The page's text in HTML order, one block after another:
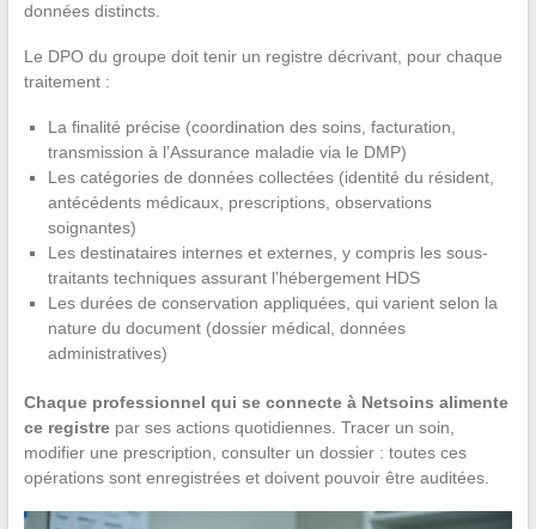
données distincts.
Le DPO du groupe doit tenir un registre décrivant, pour chaque
traitement :
La finalité précise (coordination des soins, facturation,
transmission à l’Assurance maladie via le DMP)
Les catégories de données collectées (identité du résident,
antécédents médicaux, prescriptions, observations
soignantes)
Les destinataires internes et externes, y compris les sous-
traitants techniques assurant l’hébergement HDS
Les durées de conservation appliquées, qui varient selon la
nature du document (dossier médical, données
administratives)
Chaque professionnel qui se connecte à Netsoins alimente
ce registrepar ses actions quotidiennes. Tracer un soin,
modifier une prescription, consulter un dossier : toutes ces
opérations sont enregistrées et doivent pouvoir être auditées.